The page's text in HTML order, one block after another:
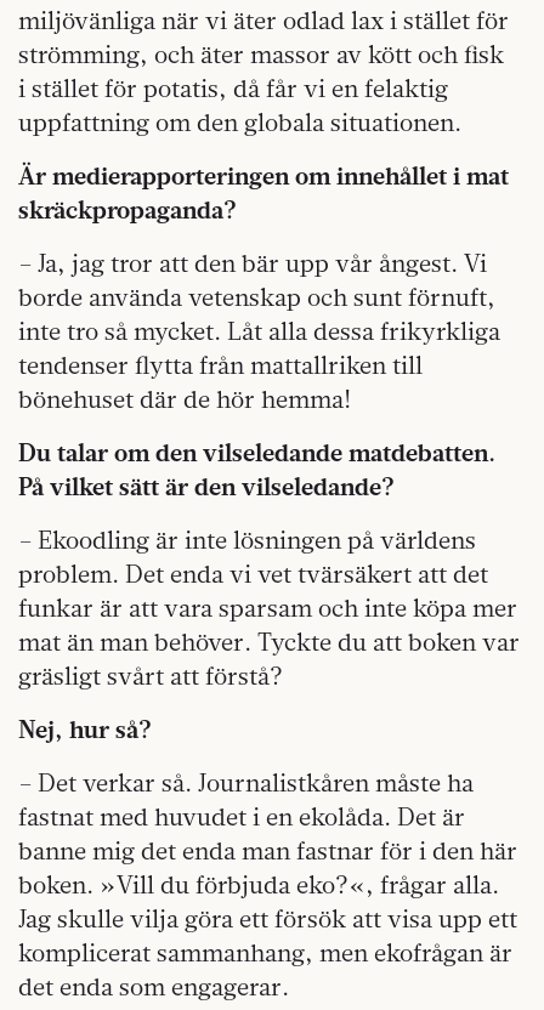
miljövänliga när vi äter odlad lax i stället för
strömming, och äter massor av kött och fisk
i stället för potatis, då får vi en felaktig
uppfattning om den globala situationen.
Är medierapporteringen om innehållet i mat
skräckpropaganda?
– Ja, jag tror att den bär upp vår ångest. Vi
borde använda vetenskap och sunt förnuft,
inte tro så mycket. Låt alla dessa frikyrkliga
tendenser flytta från mattallriken till
bönehuset där de hör hemma!
Du talar om den vilseledande matdebatten.
På vilket sätt är den vilseledande?
– Ekoodling är inte lösningen på världens
problem. Det enda vi vet tvärsäkert att det
funkar är att vara sparsam och inte köpa mer
mat än man behöver. Tyckte du att boken var
gräsligt svårt att förstå?
Nej, hur så?
– Det verkar så. Journalistkåren måste ha
fastnat med huvudet i en ekolåda. Det är
banne mig det enda man fastnar för i den här
boken. »Vill du förbjuda eko?«, frågar alla.
Jag skulle vilja göra ett försök att visa upp ett
komplicerat sammanhang, men ekofrågan är
det enda som engagerar.